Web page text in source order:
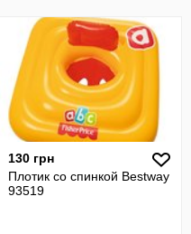
130 грн
Плотик со спинкой Bestway
93519